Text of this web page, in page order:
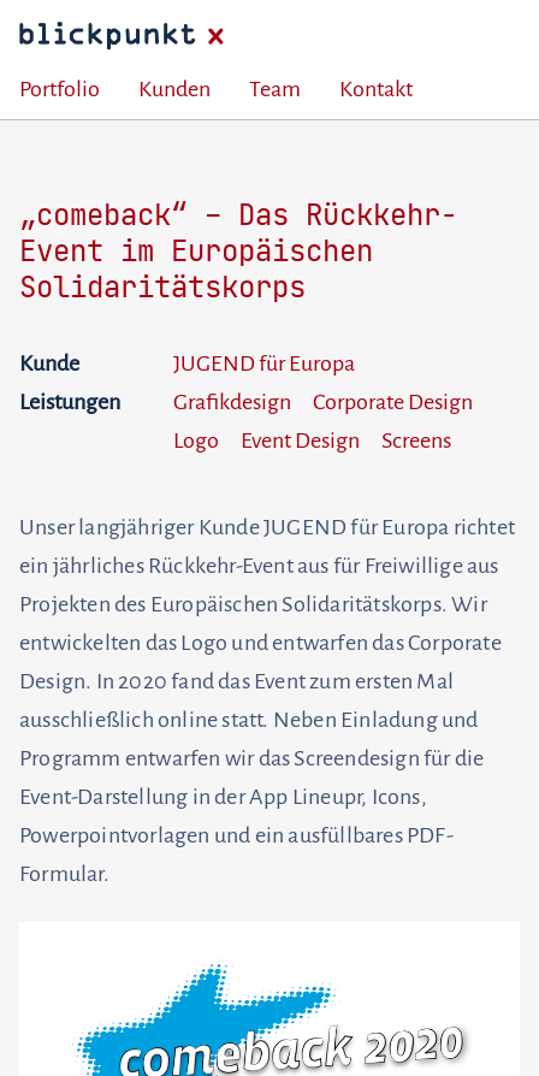
Portfolio Kunden Team Kontakt
„comeback“ – Das Rückkehr-
Event im Europäischen
Solidaritätskorps
Kunde
JUGEND für Europa
Leistungen
Grafikdesign
Corporate Design
Logo
Event Design Screens
Unser langjähriger Kunde JUGEND für Europa richtet
ein jährliches Rückkehr-Event aus für Freiwillige aus
Projekten des Europäischen Solidaritätskorps. Wir
entwickelten das Logo und entwarfen das Corporate
Design. In 2020 fand das Event zum ersten Mal
ausschließlich online statt. Neben Einladung und
Programm entwarfen wir das Screendesign für die
Event-Darstellung in der App Lineupr, Icons,
Powerpointvorlagen und ein ausfüllbares PDF-
Formular.